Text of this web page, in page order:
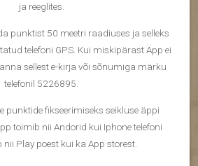
ja reeglites.
punktist 50 meetri raadiuses ja selleks
telefoni GPS. Kui miskipärast Äpp ei
sellest e-kirja või sõnumiga märku
telefonil 5226895.
punktide fikseerimiseks seikluse äppi
toimib nii Andorid kui Iphone telefoni
nii Play poest kui ka App storest.